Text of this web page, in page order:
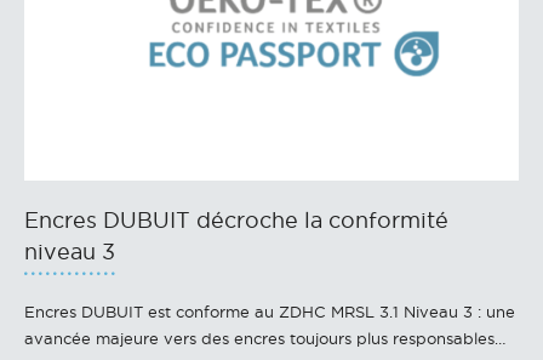
Encres DUBUIT décroche la conformité
niveau 3
Encres DUBUIT est conforme au ZDHC MRSL 3.1 Niveau 3 : une
avancée majeure vers des encres toujours plus responsables…